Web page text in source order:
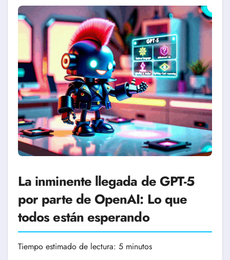
La inminente llegada de GPT-5
por parte de OpenAI: Lo que
todos están esperando
Tiempo estimado de lectura: 5 minutos